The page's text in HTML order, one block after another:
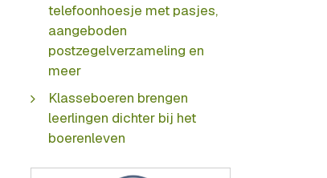
telefoonhoesje met pasjes,
aangeboden
postzegelverzameling en
meer
Klasseboeren brengen
leerlingen dichter bij het
boerenleven